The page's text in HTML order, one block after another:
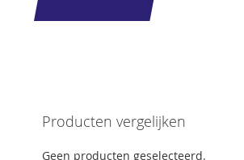
Producten vergelijken
Geen producten geselecteerd.